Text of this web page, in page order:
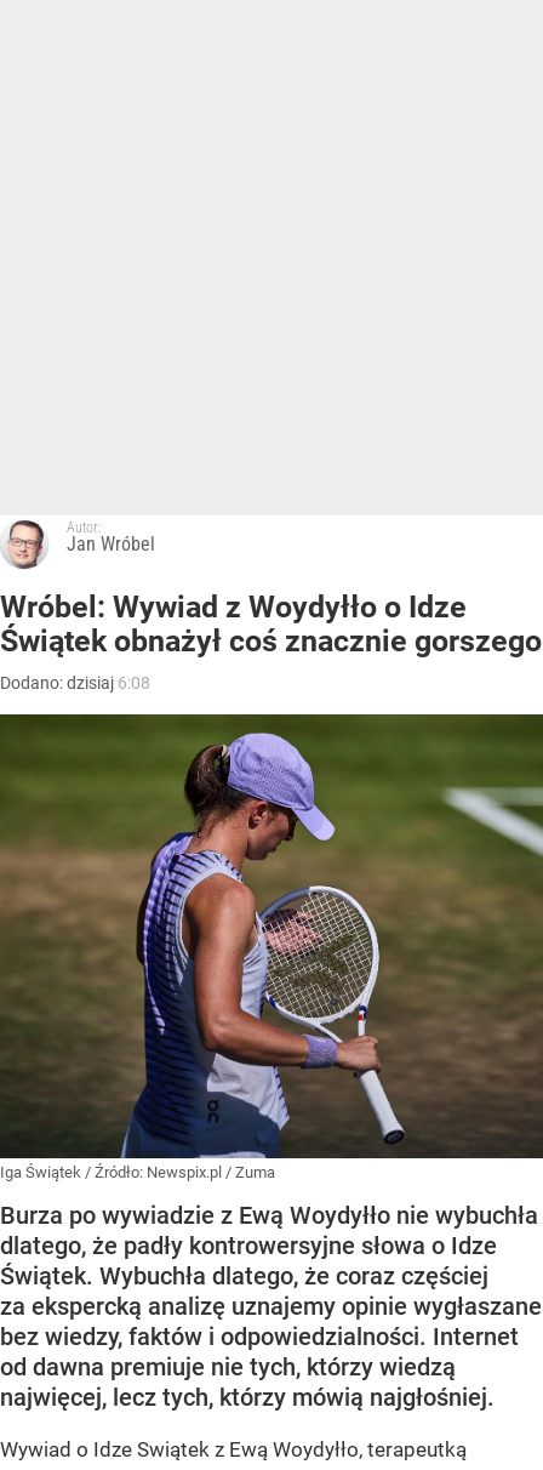
Autor:
Jan Wróbel
Wróbel: Wywiad z Woydyłło o Idze
Świątek obnażył coś znacznie gorszego
Dodano:dzisiaj 6:08
Iga Świątek / Źródło: Newspix.pl / Zuma
Burza po wywiadzie z Ewą Woydyłło nie wybuchła
dlatego, że padły kontrowersyjne słowa o Idze
Świątek. Wybuchła dlatego, że coraz częściej
za ekspercką analizę uznajemy opinie wygłaszane
bez wiedzy, faktów i odpowiedzialności. Internet
od dawna premiuje nie tych, którzy wiedzą
najwięcej, lecz tych, którzy mówią najgłośniej.
Wywiad o Idze Swiątek z Ewą Woydyłło, terapeutką